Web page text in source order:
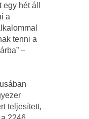
hét áll
a
tenni a
–
teljesített,